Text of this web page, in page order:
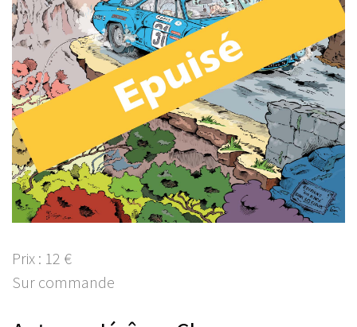
Prix : 12 €
Sur commande